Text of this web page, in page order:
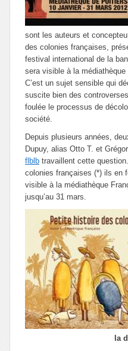
sont les auteurs et
des colonies françaises ,
festival international de la
sera visible à la médiathèque
C’est un sujet sensible qui
suscite bien des
foulée le processus de
société.
Depuis plusieurs années,
Dupuy, alias Otto T. et
flblb travaillent cette
colonies françaises (*) ils en
visible à la médiathèque
jusqu’au 31 mars.
la